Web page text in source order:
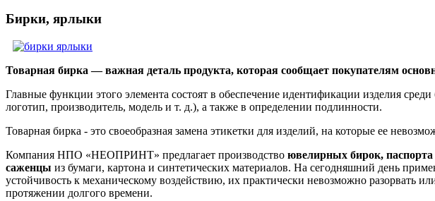
Бирки, ярлыки
Товарная бирка — важная деталь продукта, которая сообщает покупателям
Главные функции этого элемента состоят в обеспечение идентификации изделия
логотип, производитель, модель и т. д.), а также в определении подлинности.
Товарная бирка - это своеобразная замена этикетки для изделий, на которые ее
Компания НПО «НЕОПРИНТ» предлагает производство ювелирных бирок,
саженцы из бумаги, картона и синтетических материалов. На сегодняшний день
устойчивость к механическому воздействию, их практически невозможно разорвать
протяжении долгого времени.